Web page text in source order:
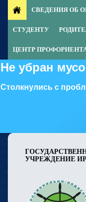
Не убран
Столкнулись с
СВЕДЕНИЯ ОБ
СТУДЕНТУ
ЦЕНТР
УЧРЕЖДЕНИЕ